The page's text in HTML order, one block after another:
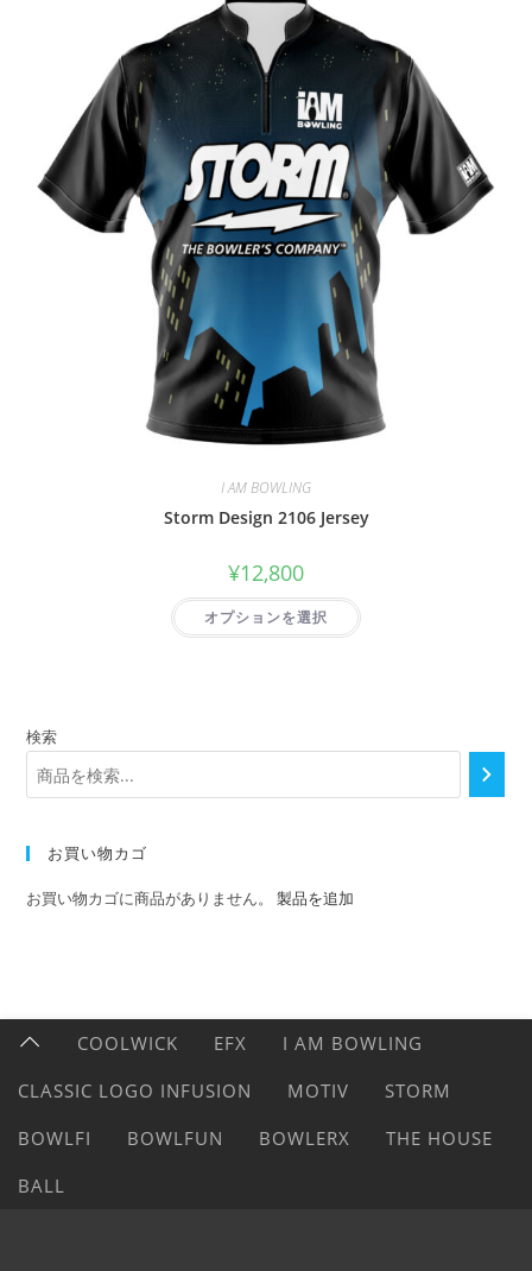
I AM BOWLING
Storm Design 2106 Jersey
¥12,800
オプションを選択
検索
お買い物カゴ
お買い物カゴに商品がありません。製品を追加
COOLWICK EFX
I AM BOWLING
CLASSIC LOGO INFUSION
MOTIV
STORM
BOWLFI
BOWLFUN BOWLERX
THE HOUSE
BALL